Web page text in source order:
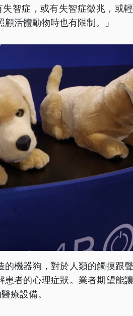
智症，或有失智症徵兆，或
活體動物時也有限制。」
機器狗，對於人類的觸摸跟
者的心理症狀。業者期望能
療設備。